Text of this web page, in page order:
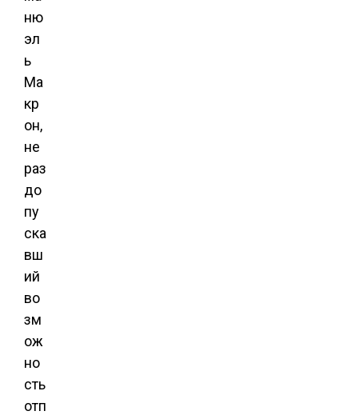
ню
эл
ь
Ма
кр
он,
не
раз
до
пу
ска
вш
ий
во
зм
ож
но
сть
отп